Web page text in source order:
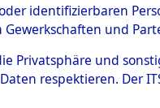
identifizierbaren
und
Privatsphäre und
respektieren. Der